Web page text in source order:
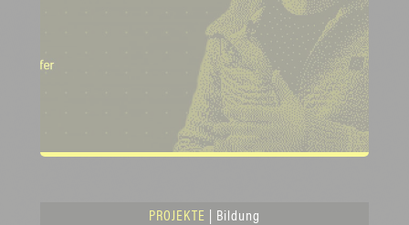
PROJEKTE | Bildung